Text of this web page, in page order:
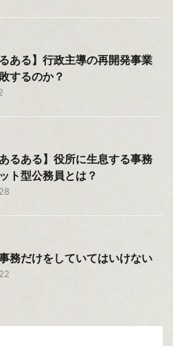
るある】行政主導の再開発事業
するのか？
あるある】役所に生息する事務
ト型公務員とは？
務だけをしていてはいけない